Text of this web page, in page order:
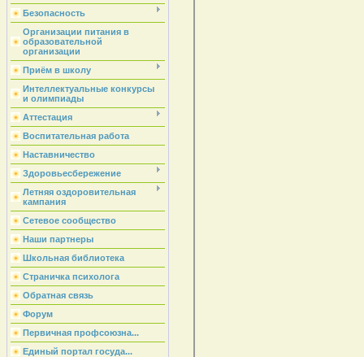
Безопасность
Организации питания в
образовательной
организации
Приём в школу
Интеллектуальные конкурсы
и олимпиады
Аттестация
Воспитательная работа
Наставничество
Здоровьесбережение
Летняя оздоровительная
кампания
Сетевое сообщество
Наши партнеры
Школьная библиотека
Страничка психолога
Обратная связь
Форум
Первичная профсоюзна...
Единый портал госуда...